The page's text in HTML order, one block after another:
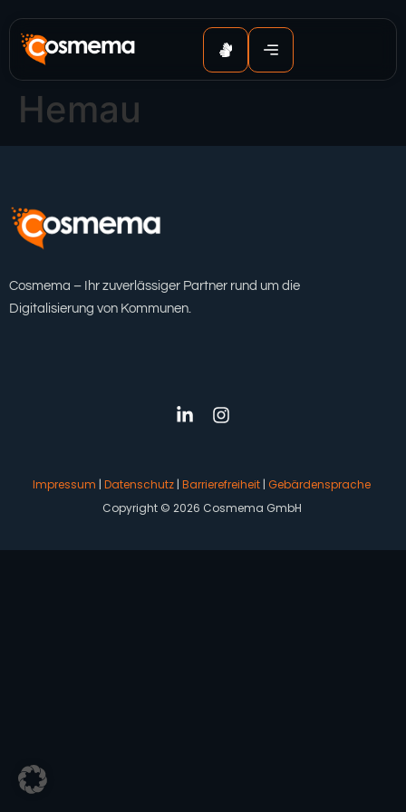
springen
Hemau
Cosmema – Ihr zuverlässiger Partner rund um die
Digitalisierung von Kommunen.
Impressum | Datenschutz | Barrierefreiheit | Gebärdensprache
Copyright © 2026 Cosmema GmbH